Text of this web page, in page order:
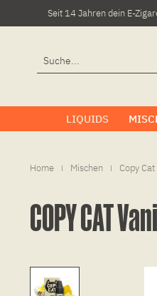
Seit 14 Jahren dein E-
LIQUIDS
Home | Mischen | Copy Cat
COPY CAT